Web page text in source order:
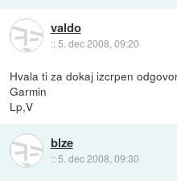
valdo
::5. dec 2008, 09:20
Hvala ti za dokaj izcrpen
Garmin
Lp,V
blze
:: 5. dec 2008, 09:30